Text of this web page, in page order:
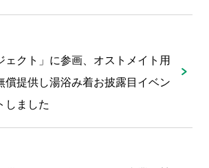
ェクト」に参画、オストメイト用
償提供し湯浴み着お披露目イベン
しました